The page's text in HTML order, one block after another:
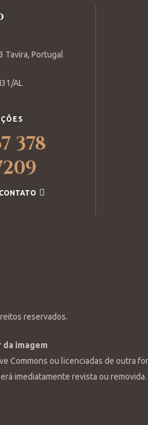
Tavira, Portugal
AL
378
reservados.
imagem
ou licenciadas de outra
imediatamente revista ou removida.